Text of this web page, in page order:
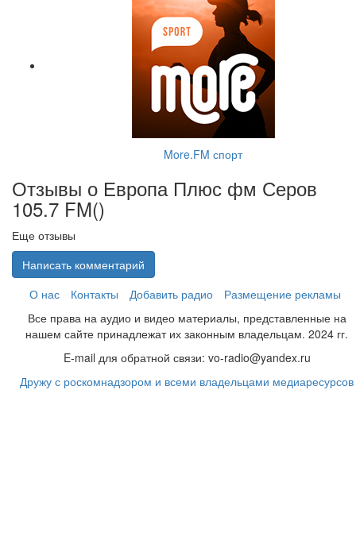
More.FM спорт
Отзывы о Европа Плюс фм Серов
105.7 FM()
Еще отзывы
Написать комментарий
О нас
Контакты Добавить радио
Размещение рекламы
Все права на аудио и видео материалы, представленные на
нашем сайте принадлежат их законным владельцам. 2024 гг.
E-mail для обратной связи: vo-radio@yandex.ru
Дружу с роскомнадзором и всеми владельцами медиаресурсов